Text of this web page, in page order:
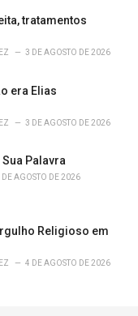
tratamentos
3 DE AGOSTO DE 2026
era Elias
3 DE AGOSTO DE 2026
Palavra
DE AGOSTO DE 2026
Religioso em
4 DE AGOSTO DE 2026